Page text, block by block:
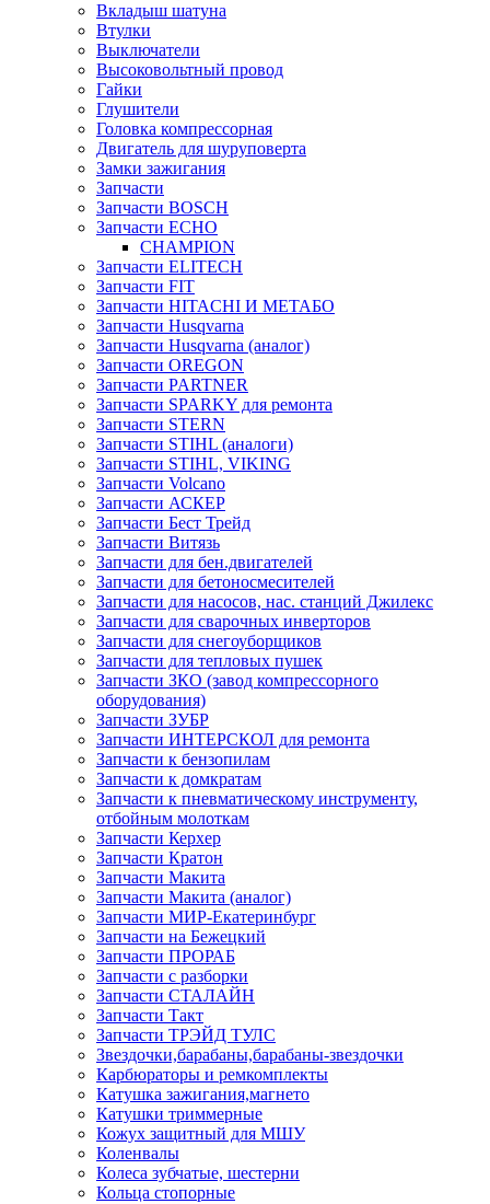
Вкладыш шатуна
Втулки
Выключатели
Высоковольтный провод
Гайки
Глушители
Головка компрессорная
Двигатель для шуруповерта
Замки зажигания
Запчасти
Запчасти BOSCH
Запчасти ECHO
CHAMPION
Запчасти ELITECH
Запчасти FIT
Запчасти HITACHI И МЕТАБО
Запчасти Husqvarna
Запчасти Husqvarna (аналог)
Запчасти OREGON
Запчасти PARTNER
Запчасти SPARKY для ремонта
Запчасти STERN
Запчасти STIHL (аналоги)
Запчасти STIHL, VIKING
Запчасти Volcano
Запчасти АСКЕР
Запчасти Бест Трейд
Запчасти Витязь
Запчасти для бен.двигателей
Запчасти для бетоносмесителей
Запчасти для насосов, нас. станций Джилекс
Запчасти для сварочных инверторов
Запчасти для снегоуборщиков
Запчасти для тепловых пушек
Запчасти ЗКО (завод компрессорного
оборудования)
Запчасти ЗУБР
Запчасти ИНТЕРСКОЛ для ремонта
Запчасти к бензопилам
Запчасти к домкратам
Запчасти к пневматическому инструменту,
отбойным молоткам
Запчасти Керхер
Запчасти Кратон
Запчасти Макита
Запчасти Макита (аналог)
Запчасти МИР-Екатеринбург
Запчасти на Бежецкий
Запчасти ПРОРАБ
Запчасти с разборки
Запчасти СТАЛАЙН
Запчасти Такт
Запчасти ТРЭЙД ТУЛС
Звездочки,барабаны,барабаны-звездочки
Карбюраторы и ремкомплекты
Катушка зажигания,магнето
Катушки триммерные
Кожух защитный для МШУ
Коленвалы
Колеса зубчатые, шестерни
Кольца стопорные